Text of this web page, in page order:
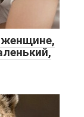
женщине,